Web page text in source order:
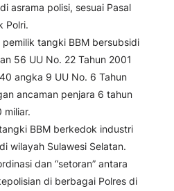
asrama polisi, sesuai Pasal
Polri.
tangki BBM bersubsidi
56 UU No. 22 Tahun 2001
angka 9 UU No. 6 Tahun
ancaman penjara 6 tahun
miliar.
BBM berkedok industri
wilayah Sulawesi Selatan.
dan “setoran” antara
di berbagai Polres di